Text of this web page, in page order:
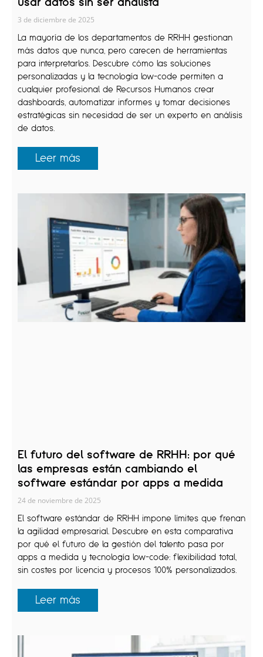
usar datos sin ser analista
3 de diciembre de 2025
La mayoría de los departamentos de RRHH gestionan
más datos que nunca, pero carecen de herramientas
para interpretarlos. Descubre cómo las soluciones
personalizadas y la tecnología low-code permiten a
cualquier profesional de Recursos Humanos crear
dashboards, automatizar informes y tomar decisiones
estratégicas sin necesidad de ser un experto en análisis
de datos.
Leer más
El futuro del software de RRHH: por qué
las empresas están cambiando el
software estándar por apps a medida
24 de noviembre de 2025
El software estándar de RRHH impone límites que frenan
la agilidad empresarial. Descubre en esta comparativa
por qué el futuro de la gestión del talento pasa por
apps a medida y tecnología low-code: flexibilidad total,
sin costes por licencia y procesos 100% personalizados.
Leer más